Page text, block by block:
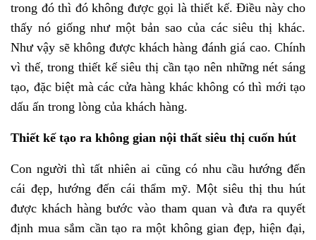
trong đó thì đó không được gọi là thiết kế. Điều này cho
thấy nó giống như một bản sao của các siêu thị khác.
Như vậy sẽ không được khách hàng đánh giá cao. Chính
vì thế, trong thiết kế siêu thị cần tạo nên những nét sáng
tạo, đặc biệt mà các cửa hàng khác không có thì mới tạo
dấu ấn trong lòng của khách hàng.
Thiết kế tạo ra không gian nội thất siêu thị cuốn hút
Con người thì tất nhiên ai cũng có nhu cầu hướng đến
cái đẹp, hướng đến cái thẩm mỹ. Một siêu thị thu hút
được khách hàng bước vào tham quan và đưa ra quyết
định mua sắm cần tạo ra một không gian đẹp, hiện đại,